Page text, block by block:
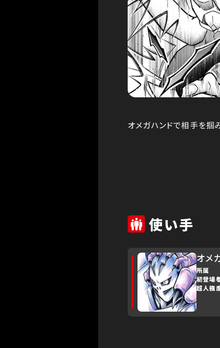
オメガハンドで相手を掴
使い手
オメ
所属
初登場
超人強